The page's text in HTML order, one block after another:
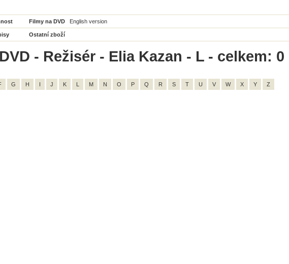
Filmy na DVD English version
Ostatní zboží
- Režisér - Elia Kazan - L - celkem: 0
G H I J K L M N O P Q R S T U V W X Y Z